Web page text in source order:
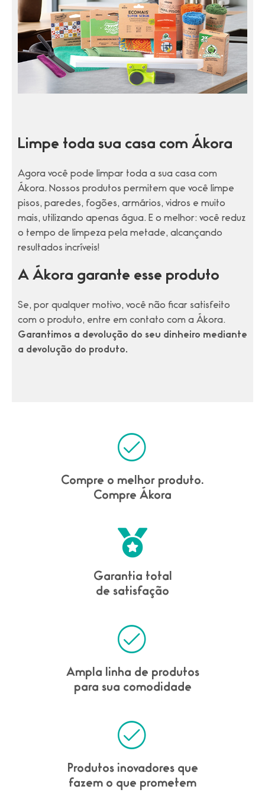
Limpe toda sua casa com Ákora
Agora você pode limpar toda a sua casa com
Ákora. Nossos produtos permitem que você limpe
pisos, paredes, fogões, armários, vidros e muito
mais, utilizando apenas água. E o melhor: você reduz
o tempo de limpeza pela metade, alcançando
resultados incríveis!
A Ákora garante esse produto
Se, por qualquer motivo, você não ficar satisfeito
com o produto, entre em contato com a Ákora.
Garantimos a devolução do seu dinheiro mediante
a devolução do produto.
Compre o melhor produto.
Compre Ákora
Garantia total
de satisfação
Ampla linha de produtos
para sua comodidade
Produtos inovadores que
fazem o que prometem